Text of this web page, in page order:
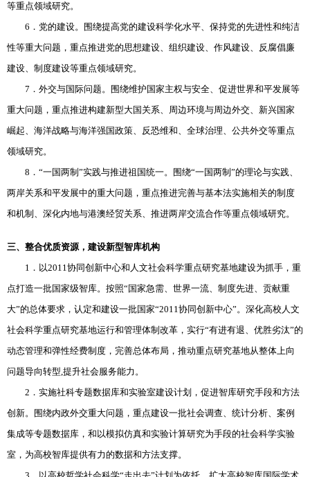
等重点领域研究。
6．党的建设。围绕提高党的建设科学化水平、保持党的先进性和纯洁
性等重大问题，重点推进党的思想建设、组织建设、作风建设、反腐倡廉
建设、制度建设等重点领域研究。
7．外交与国际问题。围绕维护国家主权与安全、促进世界和平发展等
重大问题，重点推进构建新型大国关系、周边环境与周边外交、新兴国家
崛起、海洋战略与海洋强国政策、反恐维和、全球治理、公共外交等重点
领域研究。
8．“一国两制”实践与推进祖国统一。围绕“一国两制”的理论与实践、
两岸关系和平发展中的重大问题，重点推进完善与基本法实施相关的制度
和机制、深化内地与港澳经贸关系、推进两岸交流合作等重点领域研究。
三、整合优质资源，建设新型智库机构
1．以2011协同创新中心和人文社会科学重点研究基地建设为抓手，重
点打造一批国家级智库。按照“国家急需、世界一流、制度先进、贡献重
大”的总体要求，认定和建设一批国家“2011协同创新中心”。深化高校人文
社会科学重点研究基地运行和管理体制改革，实行“有进有退、优胜劣汰”的
动态管理和弹性经费制度，完善总体布局，推动重点研究基地从整体上向
问题导向转型,提升社会服务能力。
2．实施社科专题数据库和实验室建设计划，促进智库研究手段和方法
创新。围绕内政外交重大问题，重点建设一批社会调查、统计分析、案例
集成等专题数据库，和以模拟仿真和实验计算研究为手段的社会科学实验
室，为高校智库提供有力的数据和方法支撑。